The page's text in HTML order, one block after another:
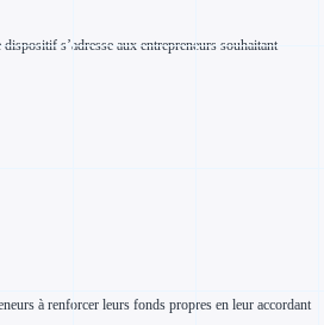
s’adresse aux entrepreneurs souhaitant
à renforcer leurs fonds propres en leur accordant